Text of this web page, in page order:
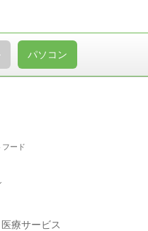
パソコン
フード
療サービス